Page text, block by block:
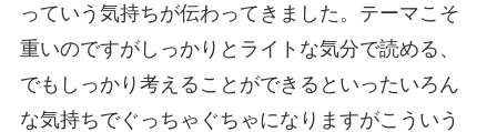
っていう気持ちが伝わってきました。テーマこそ
重いのですがしっかりとライトな気分で読める、
でもしっかり考えることができるといったいろん
な気持ちでぐっちゃぐちゃになりますがこういう